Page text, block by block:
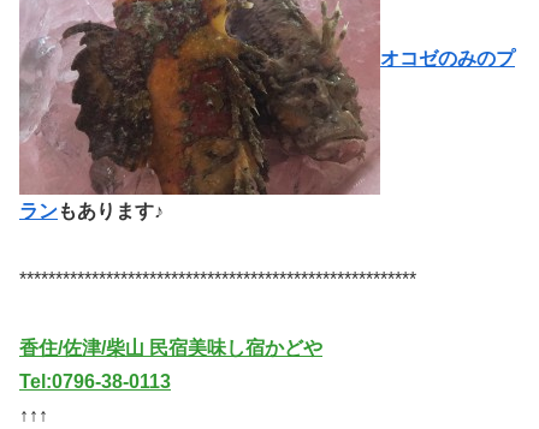
オコゼのみのプ
ランもあります♪
*******************************************************
香住/佐津/柴山 民宿美味し宿かどや
Tel:0796-38-0113
↑↑↑